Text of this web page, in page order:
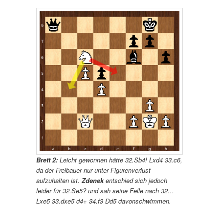
Brett 2: Leicht gewonnen hätte 32.Sb4! Lxd4 33.c6,
da der Freibauer nur unter Figurenverlust
aufzuhalten ist.Zdenekentschied sich jedoch
leider für 32.Se5? und sah seine Felle nach 32…
Lxe5 33.dxe5 d4+ 34.f3 Dd5 davonschwimmen.